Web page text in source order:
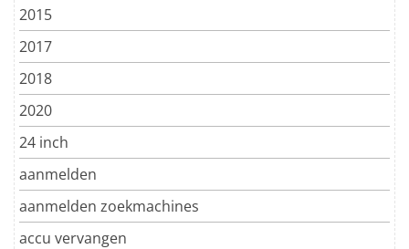
2015
2017
2018
2020
24 inch
aanmelden
aanmelden zoekmachines
accu vervangen